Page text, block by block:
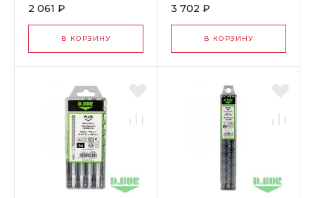
60960
2 061 ₽
В КОРЗИНУ
61100
3 702 ₽
В КОРЗИНУ